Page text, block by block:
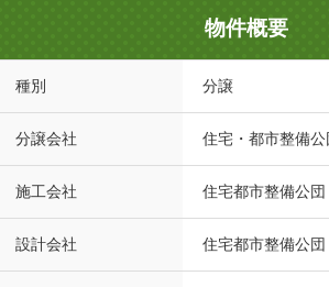
物件概要
種別 分譲
分譲会社 住宅・都市整備公
施工会社 住宅都市整備公団
設計会社 住宅都市整備公団